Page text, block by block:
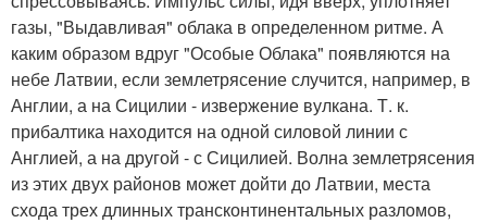
газы, "Выдавливая" облака в определенном ритме. А
каким образом вдруг "Особые Облака" появляются на
небе Латвии, если землетрясение случится, например, в
Англии, а на Сицилии - извержение вулкана. Т. к.
прибалтика находится на одной силовой линии с
Англией, а на другой - с Сицилией. Волна землетрясения
из этих двух районов может дойти до Латвии, места
схода трех длинных трансконтинентальных разломов,